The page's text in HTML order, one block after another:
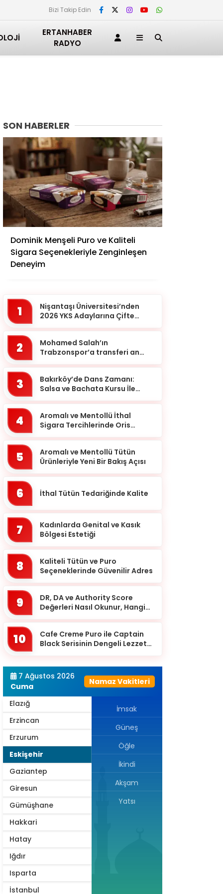
Bizi Takip Edin
ERTANHABER
RADYO
SON HABERLER
Dominik Menşeli Puro ve Kaliteli
Sigara Seçenekleriyle Zenginleşen
Deneyim
1
Nişantaşı Üniversitesi’nden
2026 YKS Adaylarına Çifte
2
Mohamed Salah’ın
Trabzonspor’a transferi an
3
Bakırköy’de Dans Zamanı:
Salsa ve Bachata Kursu İle
4
Aromalı ve Mentollü İthal
Sigara Tercihlerinde Oris
5
Aromalı ve Mentollü Tütün
Ürünleriyle Yeni Bir Bakış Açısı
6 İthal Tütün Tedariğinde Kalite
7
Kadınlarda Genital ve Kasık
Bölgesi Estetiği
8
Kaliteli Tütün ve Puro
Seçeneklerinde Güvenilir Adres
9
DR, DA ve Authority Score
Değerleri Nasıl Okunur, Hangi
10
Cafe Creme Puro ile Captain
Black Serisinin Dengeli Lezzet
7 Ağustos 2026
Cuma
Namaz Vakitleri
Adana
Adıyaman
Afyonkarahisar
Aksaray
Amasya
Ankara
Antalya
Artvin
Aydın
Balıkesir
Bartın
Batman
Bayburt
Bilecik
Bingöl
Bitlis
Bolu
Burdur
Bursa
Çanakkale
Çankırı
Denizli
Diyarbakır
Düzce
Edirne
Elazığ
Erzincan
Erzurum
Eskişehir
Gaziantep
Giresun
Gümüşhane
Hakkari
Hatay
Iğdır
Isparta
İstanbul
İmsak
Güneş
Öğle
İkindi
Akşam
Yatsı